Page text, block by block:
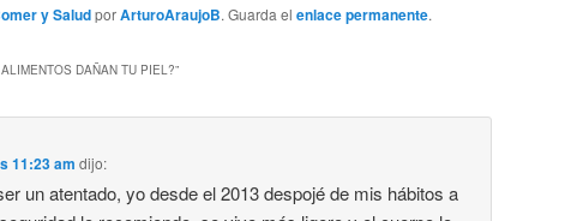
y SaludporArturoAraujoB. Guarda el enlace permanente.
DAÑAN TU PIEL?”
11:23 am dijo:
un atentado, yo desde el 2013 despojé de mis hábitos a